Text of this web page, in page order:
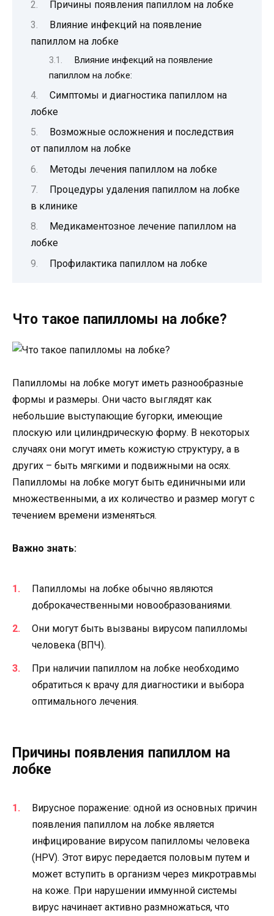
Причины появления папиллом на лобке
Влияние инфекций на появление
папиллом на лобке
Влияние инфекций на появление
папиллом на лобке:
Симптомы и диагностика папиллом на
лобке
Возможные осложнения и последствия
от папиллом на лобке
Методы лечения папиллом на лобке
Процедуры удаления папиллом на лобке
в клинике
Медикаментозное лечение папиллом на
лобке
Профилактика папиллом на лобке
Что такое папилломы на лобке?
Папилломы на лобке могут иметь разнообразные
формы и размеры. Они часто выглядят как
небольшие выступающие бугорки, имеющие
плоскую или цилиндрическую форму. В некоторых
случаях они могут иметь кожистую структуру, а в
других – быть мягкими и подвижными на осях.
Папилломы на лобке могут быть единичными или
множественными, а их количество и размер могут с
течением времени изменяться.
Важно знать:
Папилломы на лобке обычно являются
доброкачественными новообразованиями.
Они могут быть вызваны вирусом папилломы
человека (ВПЧ).
При наличии папиллом на лобке необходимо
обратиться к врачу для диагностики и выбора
оптимального лечения.
Причины появления папиллом на
лобке
Вирусное поражение: одной из основных причин
появления папиллом на лобке является
инфицирование вирусом папилломы человека
(HPV). Этот вирус передается половым путем и
может вступить в организм через микротравмы
на коже. При нарушении иммунной системы
вирус начинает активно размножаться, что